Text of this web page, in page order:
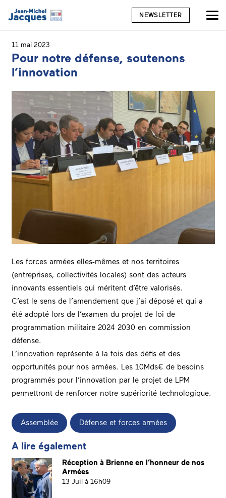
NEWSLETTER
11 mai 2023
Pour notre défense, soutenons
l’innovation
Les forces armées elles-mêmes et nos territoires
(entreprises, collectivités locales) sont des acteurs
innovants essentiels qui méritent d’être valorisés.
C’est le sens de l’amendement que j’ai déposé et qui a
été adopté lors de l’examen du projet de loi de
programmation militaire 2024 2030 en commission
défense.
L’innovation représente à la fois des défis et des
opportunités pour nos armées. Les 10Mds€ de besoins
programmés pour l’innovation par le projet de LPM
permettront de renforcer notre supériorité technologique.
Assemblée Défense et forces armées
A lire également
Réception à Brienne en l’honneur de nos
Armées
13 Juil à 16h09